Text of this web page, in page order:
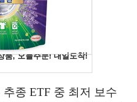
종 ETF 중 최저 보수